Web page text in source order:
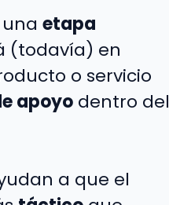
etapa
(todavía) en
o servicio
apoyo dentro del
a que el